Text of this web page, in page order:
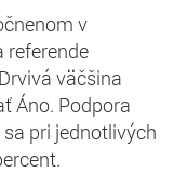
v
referende
väčšina
Áno. Podpora
pri jednotlivých